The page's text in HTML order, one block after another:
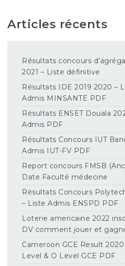
Articles récents
Résultats concours
2021 – Liste définitive
Résultats IDE 2019 2020 –
Admis MINSANTE PDF
Résultats ENSET Douala
Admis PDF
Résultats Concours IUT
Admis IUT-FV PDF
Report concours FMSB
Date Faculté médecine
Résultats Concours
– Liste Admis ENSPD PDF
Loterie americaine 2022
DV comment jouer et
Cameroon GCE Result
Level & O Level GCE PDF